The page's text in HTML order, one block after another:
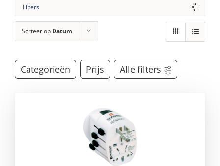
Filters
Sorteer op Datum
Categorieën Prijs Alle filters